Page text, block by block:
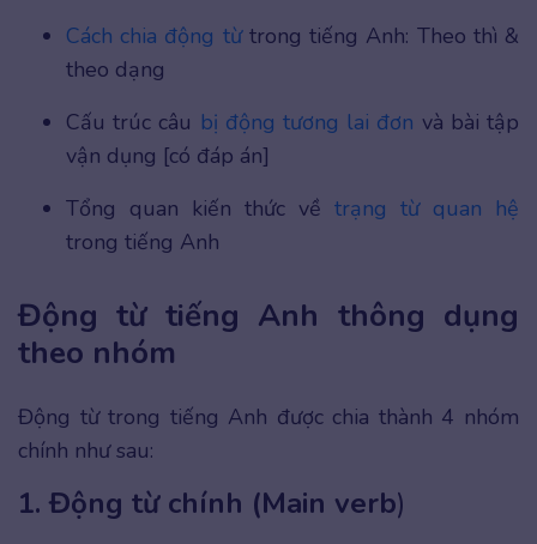
Cách chia động từtrong tiếng Anh: Theo thì &
theo dạng
Cấu trúc câu bị động tương lai đơn và bài tập
vận dụng [có đáp án]
Tổng quan kiến thức về trạng từ quan hệ
trong tiếng Anh
Động từ tiếng Anh thông dụng
theo nhóm
Động từ trong tiếng Anh được chia thành 4 nhóm
chính như sau:
1. Động từ chính (Main verb)